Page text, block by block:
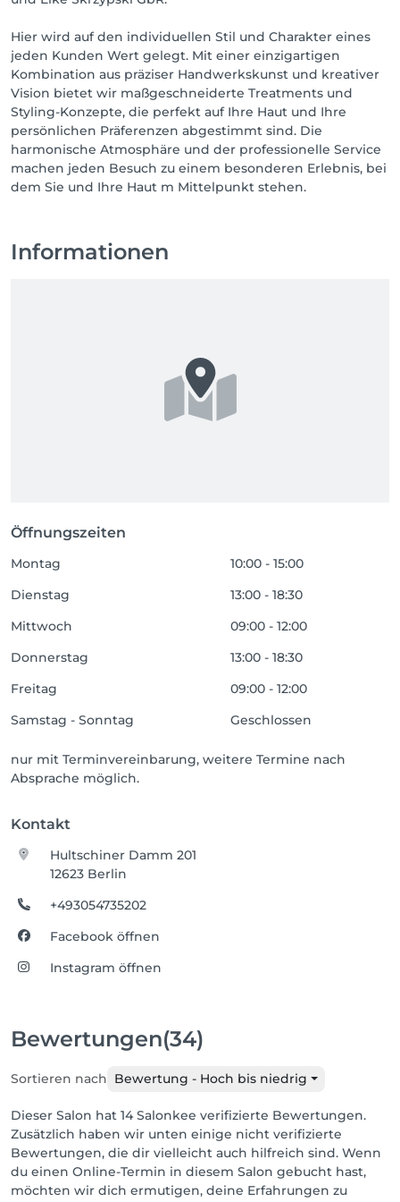
Erfahren Sie, welche Treatments und Produkte für
Ihre Haut am besten geeignet sind, damit Sie sich so
richtig wohl in Ihrer Haut fühlen können.
Bitte beachten Sie unsere Stornierungsfristen, damit
Ihnen keine Kosten entstehen:
- eine Stornierung bis 24 Stunden vor Ihrem Termin
ist kostenfrei
Behandlung
- bei Nichterscheinen zahlen Sie den Gesamtpreis
innerhalb der Stornierungsfrist liegen.
Hier wird auf den individuellen Stil und Charakter eines
jeden Kunden Wert gelegt. Mit einer einzigartigen
Kombination aus präziser Handwerkskunst und kreativer
Vision bietet wir maßgeschneiderte Treatments und
Styling-Konzepte, die perfekt auf Ihre Haut und Ihre
persönlichen Präferenzen abgestimmt sind. Die
harmonische Atmosphäre und der professionelle Service
machen jeden Besuch zu einem besonderen Erlebnis, bei
dem Sie und Ihre Haut m Mittelpunkt stehen.
Informationen
Öffnungszeiten
Montag
10:00 - 15:00
Dienstag
13:00 - 18:30
Mittwoch
09:00 - 12:00
Donnerstag
13:00 - 18:30
Freitag
09:00 - 12:00
Samstag - Sonntag
Geschlossen
nur mit Terminvereinbarung, weitere Termine nach
Absprache möglich.
Kontakt
Hultschiner Damm 201
12623 Berlin
+493054735202
Facebook öffnen
Instagram öffnen
Bewertungen(34)
Sortieren nach Bewertung - Hoch bis niedrig
Dieser Salon hat 14 Salonkee verifizierte Bewertungen.
Zusätzlich haben wir unten einige nicht verifizierte
Bewertungen, die dir vielleicht auch hilfreich sind. Wenn
du einen Online-Termin in diesem Salon gebucht hast,
möchten wir dich ermutigen, deine Erfahrungen zu